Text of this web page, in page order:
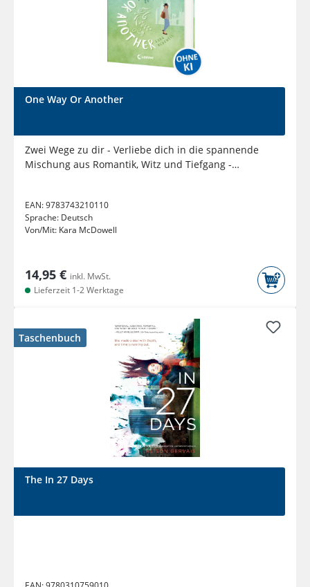
One Way Or Another
Zwei Wege zu dir - Verliebe dich in die spannende
Mischung aus Romantik, Witz und Tiefgang -
EAN:9783743210110
Sprache: Deutsch
Von/Mit: Kara McDowell
14,95 € inkl. MwSt.
Lieferzeit 1-2 Werktage
Taschenbuch
The In 27 Days